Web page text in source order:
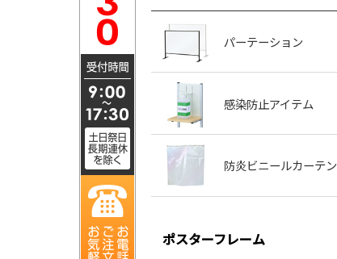
パーテーション
感染防止アイテム
防炎ビニールカーテン
ポスターフレーム